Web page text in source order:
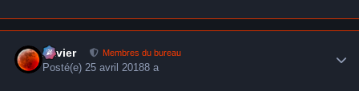
Xavier Membres du bureau
Posté(e) 25 avril 20188 a